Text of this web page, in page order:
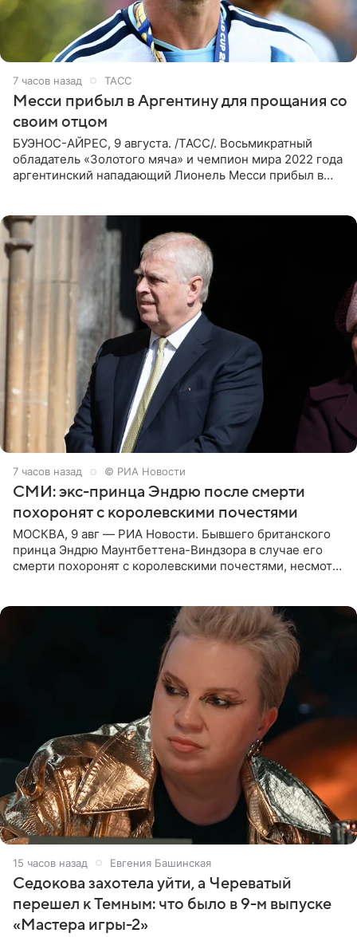
7 часов назад ТАСС
Месси прибыл в Аргентину для прощания со
своим отцом
БУЭНОС-АЙРЕС, 9 августа. /ТАСС/. Восьмикратный
обладатель «Золотого мяча» и чемпион мира 2022 года
аргентинский нападающий Лионель Месси прибыл в
7 часов назад © РИА Новости
СМИ: экс-принца Эндрю после смерти
похоронят с королевскими почестями
МОСКВА, 9 авг — РИА Новости. Бывшего британского
принца Эндрю Маунтбеттена-Виндзора в случае его
смерти похоронят с королевскими почестями, несмотря
15 часов назад Евгения Башинская
Седокова захотела уйти, а Череватый
перешел к Темным: что было в 9-м выпуске
«Мастера игры-2»